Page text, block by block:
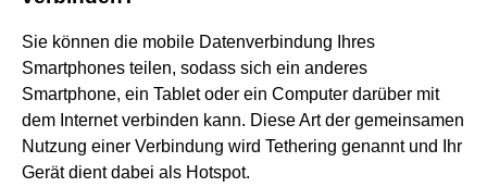
Sie können die mobile Datenverbindung Ihres
Smartphones teilen, sodass sich ein anderes
Smartphone, ein Tablet oder ein Computer darüber mit
dem Internet verbinden kann. Diese Art der gemeinsamen
Nutzung einer Verbindung wird Tethering genannt und Ihr
Gerät dient dabei als Hotspot.